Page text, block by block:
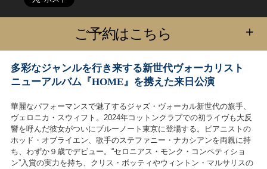
ご予約はこちら +
多彩なジャンルを行き来する新世代ヴォーカリスト
ニューアルバム『HOME』を携えた来日公演
華麗なパフォーマンスで魅了するジャズ・ヴォーカル新世代の旗手、
ヴェロニカ・スウィフト。2024年コットンクラブでの初ライヴも大反
響を呼んだ彼女がついにブルーノート東京に登場する。ピアニストの
ホッド・オブライエン、歌手のステファニー・ナカシアンを両親に持
ち、わずか９歳でデビュー。“セロニアス・モンク・コンペティショ
ン”入賞の実力を持ち、クリス・ボッティやウィントン・マルサリスの